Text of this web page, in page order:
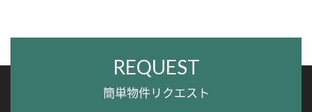
REQUEST
簡単物件リクエスト